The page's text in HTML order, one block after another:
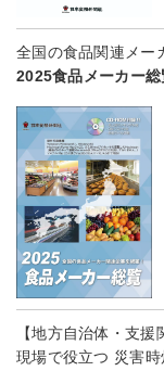
全国の食品関連メ
2025食品メーカー総
【地方自治体・支援
現場で役立つ 災害